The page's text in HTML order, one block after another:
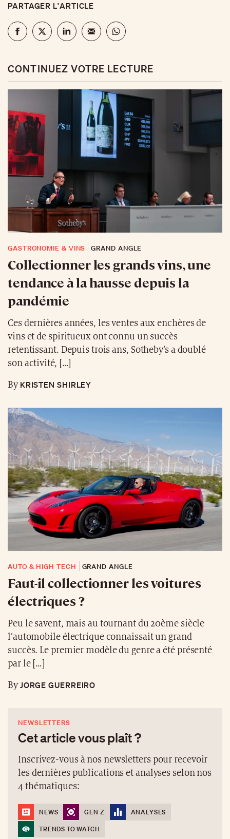
PARTAGER L'ARTICLE
CONTINUEZ VOTRE LECTURE
GASTRONOMIE & VINS GRAND ANGLE
Collectionner les grands vins, une
tendance à la hausse depuis la
pandémie
Ces dernières années, les ventes aux enchères de
vins et de spiritueux ont connu un succès
retentissant. Depuis trois ans, Sotheby’s a doublé
son activité, […]
ByKRISTEN SHIRLEY
AUTO & HIGH TECH GRAND ANGLE
Faut-il collectionner les voitures
électriques ?
Peu le savent, mais au tournant du 20ème siècle
l’automobile électrique connaissait un grand
succès. Le premier modèle du genre a été présenté
par le […]
ByJORGE GUERREIRO
NEWSLETTERS
Cet article vous plaît ?
Inscrivez-vous à nos newsletters pour recevoir
les dernières publications et analyses selon nos
4 thématiques:
NEWS GEN Z
ANALYSES
TRENDS TO WATCH